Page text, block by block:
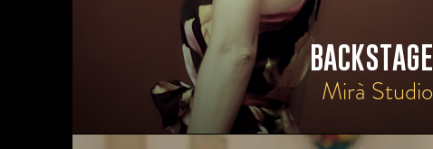
BACKSTAGE
Mirà Studio